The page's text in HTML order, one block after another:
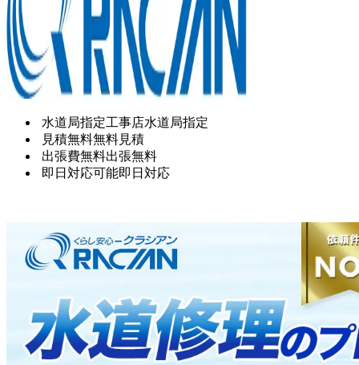
水道局指定工事店水道局指定
見積無料無料見積
出張費無料出張無料
即日対応可能即日対応